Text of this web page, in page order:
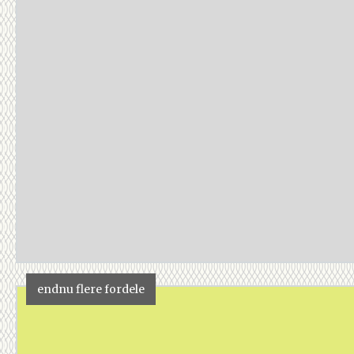
endnu flere fordele